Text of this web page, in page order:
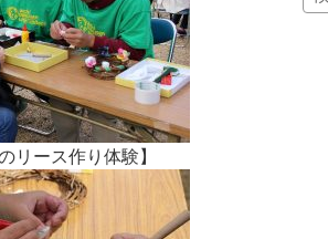
リース作り体験】